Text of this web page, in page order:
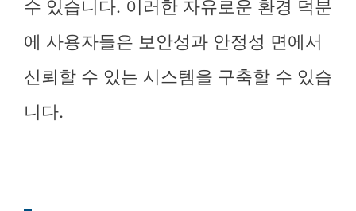
수 있습니다. 이러한 자유로운 환경 덕분
에 사용자들은 보안성과 안정성 면에서
신뢰할 수 있는 시스템을 구축할 수 있습
니다.